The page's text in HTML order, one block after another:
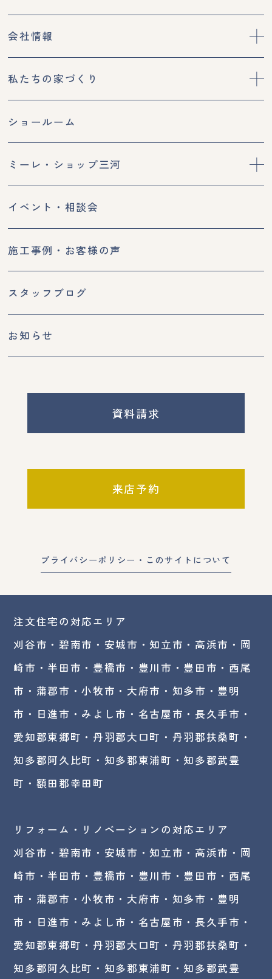
会社情報
私たちの家づくり
ショールーム
ミーレ・ショップ三河
イベント・相談会
施工事例・お客様の声
スタッフブログ
お知らせ
資料請求
来店予約
プライバシーポリシー・このサイトについて
注文住宅の対応エリア
刈谷市・碧南市・ 安城市 ・知立市 ・高浜市・ 岡
崎市 ・半田市・豊橋市・豊川市・豊田市・西尾
市・蒲郡市・小牧市・大府市・知多市・豊明
市・日進市・みよし市・ 名古屋市 ・長久手市・
愛知郡東郷町・丹羽郡大口町・丹羽郡扶桑町・
知多郡阿久比町・知多郡東浦町・知多郡武豊
町・額田郡幸田町
リフォーム・リノベーションの対応エリア
刈谷市・碧南市・ 安城市 ・知立市・高浜市・岡
崎市・半田市・豊橋市・豊川市・豊田市・西尾
市・蒲郡市・小牧市・大府市・知多市・豊明
市・日進市・みよし市・名古屋市・長久手市・
愛知郡東郷町・丹羽郡大口町・丹羽郡扶桑町・
知多郡阿久比町・知多郡東浦町・知多郡武豊